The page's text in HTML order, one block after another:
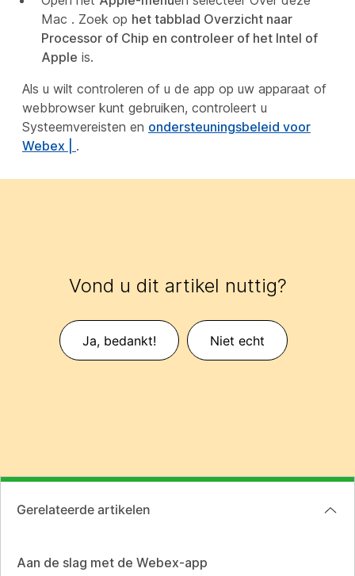
Mac . Zoek op het tabblad Overzicht naar
Processor of Chip en controleer of het Intel of
Apple is.
Als u wilt controleren of u de app op uw apparaat of
webbrowser kunt gebruiken, controleert u
Systeemvereisten en ondersteuningsbeleid voor
Webex | .
Vond u dit artikel nuttig?
Ja, bedankt! Niet echt
Gerelateerde artikelen
Aan de slag met de Webex-app